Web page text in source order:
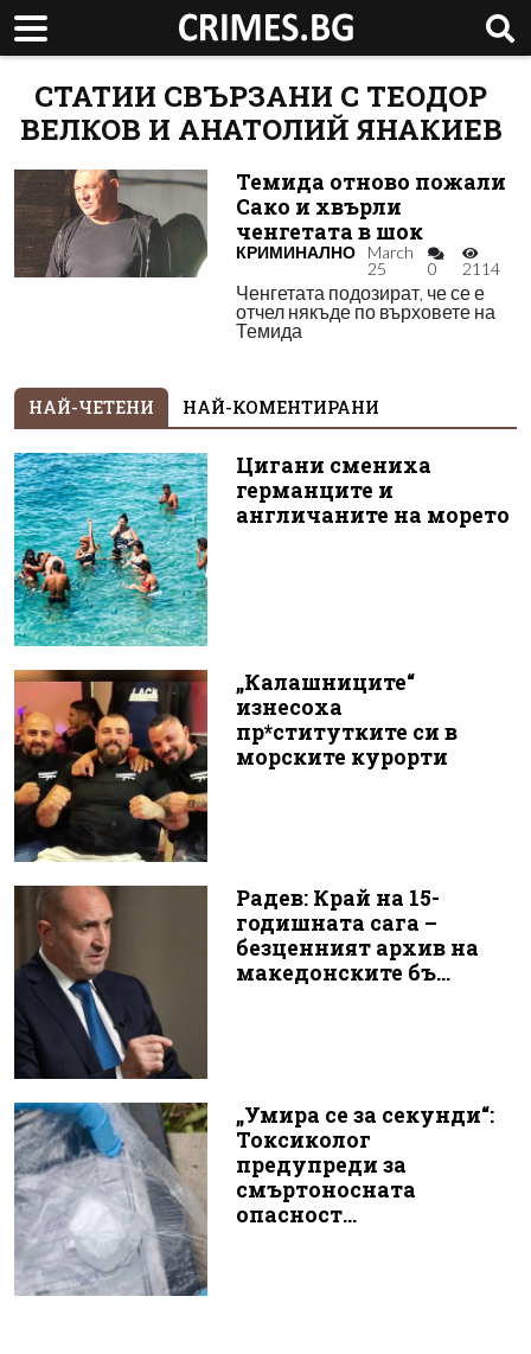
СТАТИИ СВЪРЗАНИ С ТЕОДОР
ВЕЛКОВ И АНАТОЛИЙ ЯНАКИЕВ
Темида отново пожали
Сако и хвърли
ченгетата в шок
КРИМИНАЛНО
March
25
0 2114
Ченгетата подозират, че се е
отчел някъде по върховете на
Темида
НАЙ-ЧЕТЕНИ НАЙ-КОМЕНТИРАНИ
Цигани смениха
германците и
англичаните на морето
„Калашниците“
изнесоха
пр*ститутките си в
морските курорти
Радев: Край на 15-
годишната сага –
безценният архив на
македонските бъ...
„Умира се за секунди“:
Токсиколог
предупреди за
смъртоносната
опасност...